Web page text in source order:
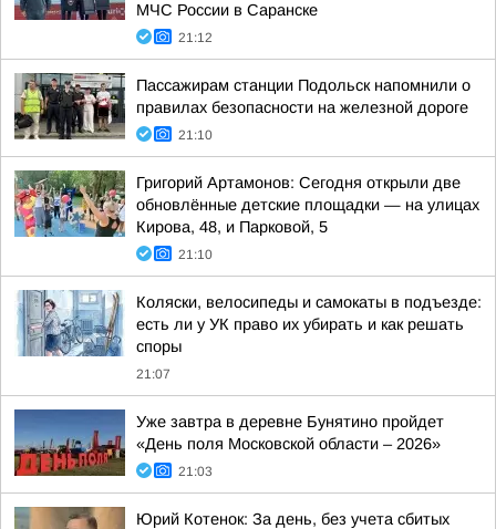
МЧС России в Саранске
21:12
Пассажирам станции Подольск напомнили о
правилах безопасности на железной дороге
21:10
Григорий Артамонов: Сегодня открыли две
обновлённые детские площадки — на улицах
Кирова, 48, и Парковой, 5
21:10
Коляски, велосипеды и самокаты в подъезде:
есть ли у УК право их убирать и как решать
споры
21:07
Уже завтра в деревне Бунятино пройдет
«День поля Московской области – 2026»
21:03
Юрий Котенок: За день, без учета сбитых